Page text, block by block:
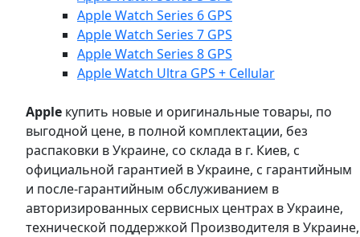
Apple Watch Series 6 GPS
Apple Watch Series 7 GPS
Apple Watch Series 8 GPS
Apple Watch Ultra GPS + Cellular
Apple купить новые и оригинальные товары, по
выгодной цене, в полной комплектации, без
распаковки в Украине, со склада в г. Киев, с
официальной гарантией в Украине, с гарантийным
и после-гарантийным обслуживанием в
авторизированных сервисных центрах в Украине,
технической поддержкой Производителя в Украине,